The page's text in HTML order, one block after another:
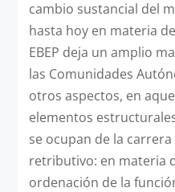
cambio sustancial del
hasta hoy en materia
EBEP deja un amplio
las Comunidades
otros aspectos, en
elementos
se ocupan de la
retributivo: en materia
ordenación de la